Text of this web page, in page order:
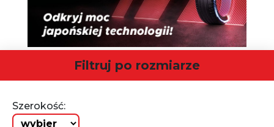
Filtruj po rozmiarze
Szerokość: